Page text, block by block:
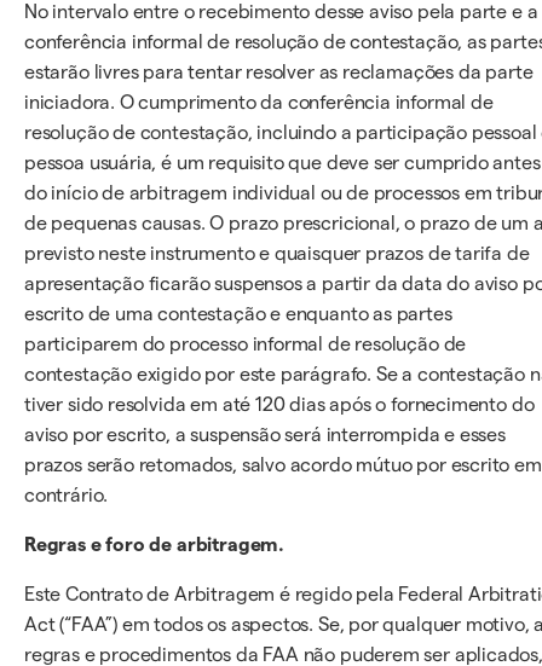
No intervalo entre o recebimento desse aviso pela parte e a
conferência informal de resolução de contestação, as
estarão livres para tentar resolver as reclamações da parte
iniciadora. O cumprimento da conferência informal de
resolução de contestação, incluindo a participação pessoal
pessoa usuária, é um requisito que deve ser cumprido antes
do início de arbitragem individual ou de processos em
de pequenas causas. O prazo prescricional, o prazo de um
previsto neste instrumento e quaisquer prazos de tarifa de
apresentação ficarão suspensos a partir da data do aviso
escrito de uma contestação e enquanto as partes
participarem do processo informal de resolução de
contestação exigido por este parágrafo. Se a contestação
tiver sido resolvida em até 120 dias após o fornecimento do
aviso por escrito, a suspensão será interrompida e esses
prazos serão retomados, salvo acordo mútuo por escrito em
contrário.
Regras e foro de arbitragem.
Este Contrato de Arbitragem é regido pela Federal
Act (“FAA”) em todos os aspectos. Se, por qualquer motivo,
regras e procedimentos da FAA não puderem ser aplicados,